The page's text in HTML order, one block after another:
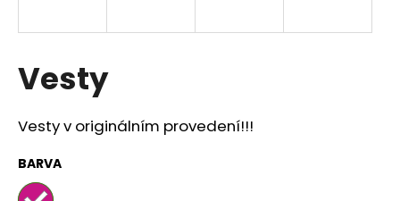
Vesty
Vesty v originálním provedení!!!
BARVA
í
t
?